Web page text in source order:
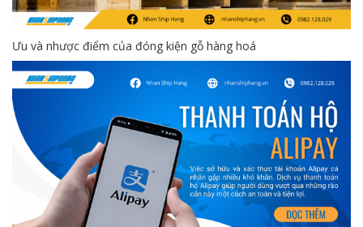
Ưu và nhược điểm của đóng kiện gỗ hàng hoá